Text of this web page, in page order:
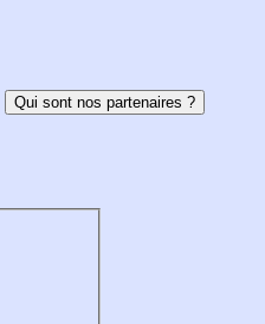
Qui sont nos partenaires ?